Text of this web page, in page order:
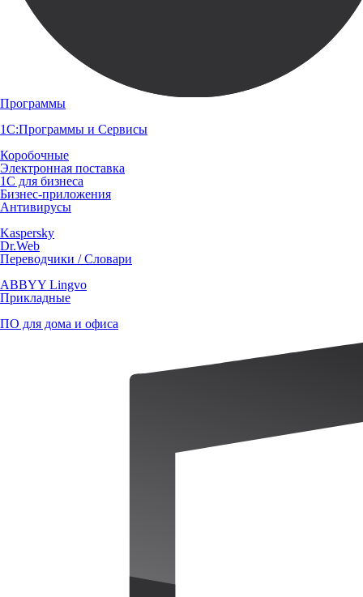
Программы
1С:Программы и Сервисы
Коробочные
Электронная поставка
1С для бизнеса
Бизнес-приложения
Антивирусы
Kaspersky
Dr.Web
Переводчики / Словари
ABBYY Lingvo
Прикладные
ПО для дома и офиса